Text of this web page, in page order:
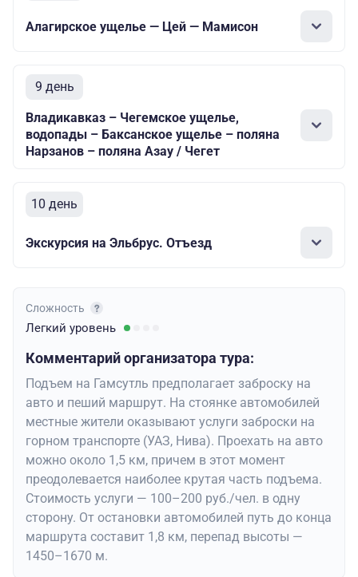
Алагирское ущелье — Цей — Мамисон
9 день
Владикавказ – Чегемское ущелье,
водопады – Баксанское ущелье – поляна
Нарзанов – поляна Азау / Чегет
10 день
Экскурсия на Эльбрус. Отъезд
Сложность
Легкий уровень
Комментарий организатора тура:
Подъем на Гамсутль предполагает заброску на
авто и пеший маршрут. На стоянке автомобилей
местные жители оказывают услуги заброски на
горном транспорте (УАЗ, Нива). Проехать на авто
можно около 1,5 км, причем в этот момент
преодолевается наиболее крутая часть подъема.
Стоимость услуги — 100–200 руб./чел. в одну
сторону. От остановки автомобилей путь до конца
маршрута составит 1,8 км, перепад высоты —
1450–1670 м.